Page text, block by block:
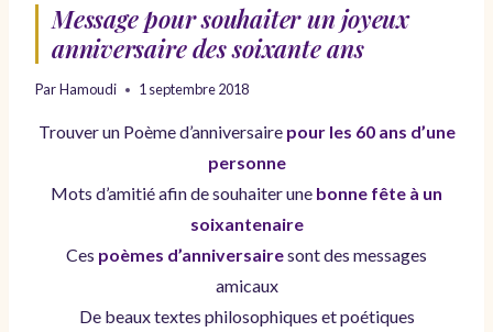
Message pour souhaiter un joyeux
anniversaire des soixante ans
ParHamoudi 1 septembre 2018
Trouver un Poème d’anniversaire pour les 60 ans d’une
personne
Mots d’amitié afin de souhaiter une bonne fête à un
soixantenaire
Ces poèmes d’anniversairesont des messages
amicaux
De beaux textes philosophiques et poétiques